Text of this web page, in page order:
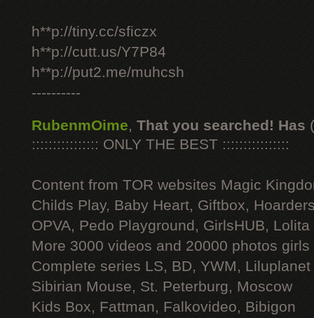
h**p://tiny.cc/sficzx
h**p://cutt.us/Y7P84
h**p://put2.me/muhcsh
----------
RubenmOime, That you searched! Has
:::::::::::::::: ONLY THE BEST ::::::::::::::::
Content from TOR websites Magic
Childs Play, Baby Heart, Giftbox,
OPVA, Pedo Playground, GirlsHUB, Lolita
More 3000 videos and 20000 photos
Complete series LS, BD, YWM, Liluplanet
Sibirian Mouse, St. Peterburg, Moscow
Kids Box, Fattman, Falkovideo, Bibigon